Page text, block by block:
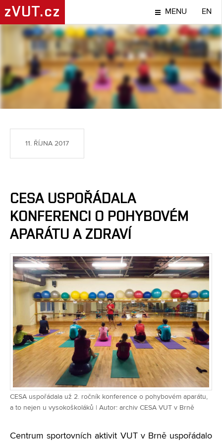
zVUT.cz MENU EN
SPORT
11. ŘÍJNA 2017
CESA USPOŘÁDALA
KONFERENCI O POHYBOVÉM
APARÁTU A ZDRAVÍ
CESA uspořádala už 2. ročník konference o pohybovém aparátu,
a to nejen u vysokoškoláků | Autor: archiv CESA VUT v Brně
Centrum sportovních aktivit VUT v Brně uspořádalo